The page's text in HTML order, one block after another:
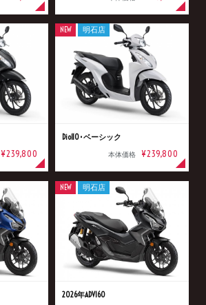
¥239,800
Dio110･ベーシック
本体価格 ¥239,800
NEW 明石店
2026年ADV160
NEW 明石店